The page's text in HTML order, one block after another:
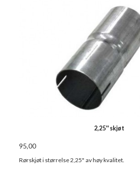
2,25'' skjøt
95,00
Rørskjøt i størrelse 2,25" av høy kvalitet.